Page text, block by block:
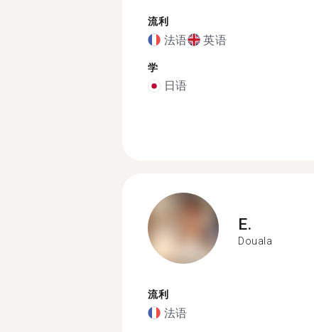
流利
法语 英语
学
日语
E.
Douala
流利
法语